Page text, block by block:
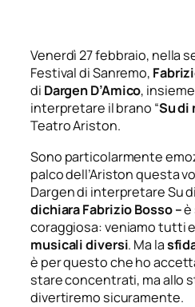
Venerdì 27 febbraio, nella
Festival di Sanremo,
di Dargen D’Amico,
interpretare il brano “Su di
Teatro Ariston.
Sono particolarmente
palco dell’Ariston questa
Dargen di interpretare Su
dichiara Fabrizio Bosso –è
coraggiosa: veniamo tutti
musicali diversi. Ma la
è per questo che ho
stare concentrati, ma allo
divertiremo sicuramente.